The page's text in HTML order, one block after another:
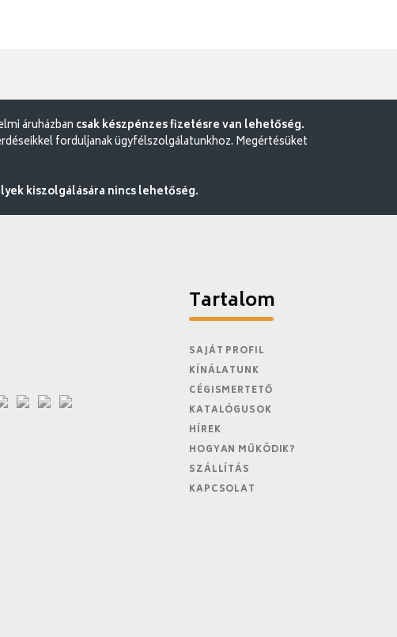
áruházban csak készpénzes fizetésre van lehetőség.
forduljanak ügyfélszolgálatunkhoz. Megértésüket
kiszolgálására nincs lehetőség.
Tartalom
SAJÁT PROFIL
KÍNÁLATUNK
CÉGISMERTETŐ
KATALÓGUSOK
HÍREK
HOGYAN MŰKÖDIK?
SZÁLLÍTÁS
KAPCSOLAT